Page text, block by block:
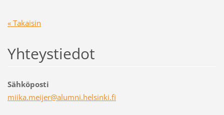
« Takaisin
Yhteystiedot
Sähköposti
miika.meijer@alumni.helsinki.fi